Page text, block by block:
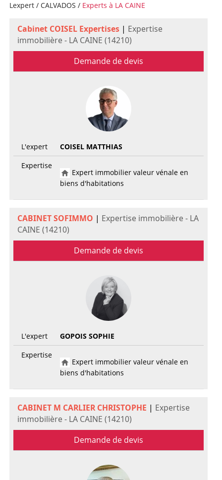
Lexpert/ CALVADOS / Experts à LA CAINE
Cabinet COISEL Expertises| Expertise
immobilière - LA CAINE (14210)
Demande de devis
L'expert
COISEL MATTHIAS
Expertise
Expert immobilier valeur vénale en
biens d'habitations
CABINET SOFIMMO | Expertise immobilière - LA
CAINE (14210)
Demande de devis
L'expert
GOPOIS SOPHIE
Expertise
Expert immobilier valeur vénale en
biens d'habitations
CABINET M CARLIER CHRISTOPHE | Expertise
immobilière - LA CAINE (14210)
Demande de devis